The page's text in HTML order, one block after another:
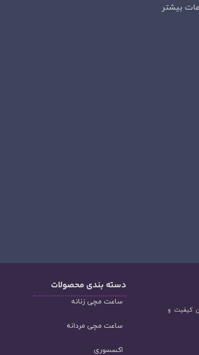
بیشتر
کیفیت و
دسته‌ بندی محصولات
ساعت مچی زنانه
ساعت مچی مردانه
اکسسوری